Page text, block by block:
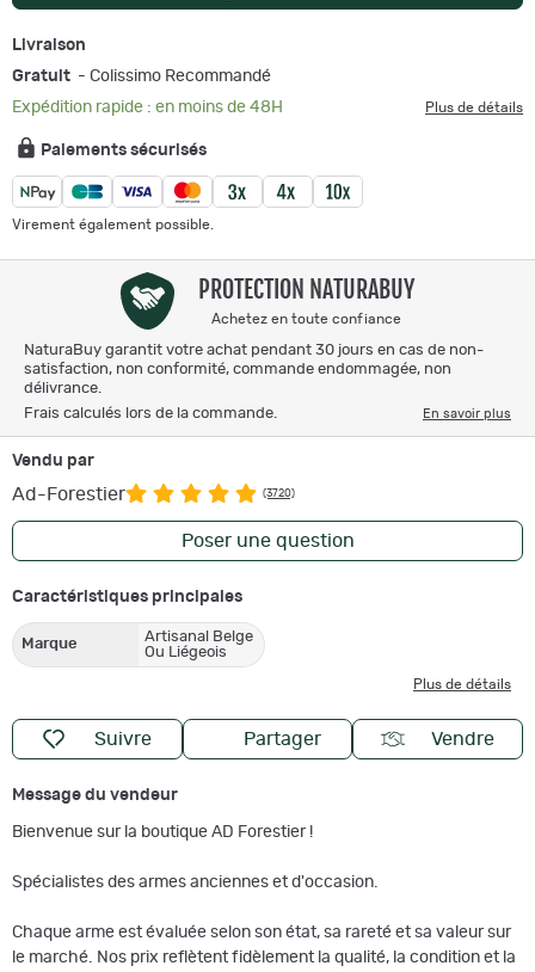
Livraison
Gratuit - Colissimo Recommandé
Expédition rapide : en moins de 48H
Plus de détails
Paiements sécurisés
Virement également possible.
PROTECTION NATURABUY
Achetez en toute confiance
NaturaBuy garantit votre achat pendant 30 jours en cas de non-
satisfaction, non conformité, commande endommagée, non
délivrance.
Frais calculés lors de la commande.
En savoir plus
Vendu par
Ad-Forestier (3720)
Poser une question
Caractéristiques principales
Marque
Artisanal Belge
Ou Liégeois
Plus de détails
Suivre Partager Vendre
Message du vendeur
Bienvenue sur la boutique AD Forestier !
Spécialistes des armes anciennes et d'occasion.
Chaque arme est évaluée selon son état, sa rareté et sa valeur sur
le marché. Nos prix reflètent fidèlement la qualité, la condition et la